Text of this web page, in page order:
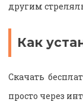
другим
Как
Скачать
просто через